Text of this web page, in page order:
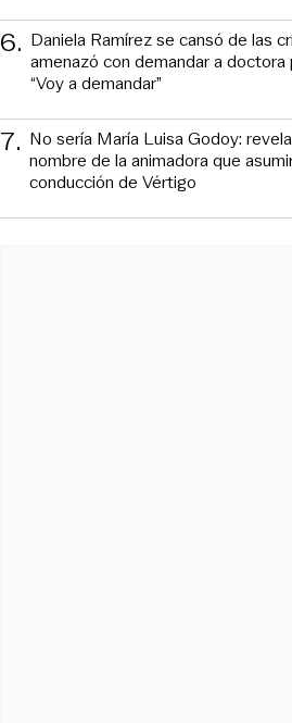
6. Daniela Ramírez se cansó de las
amenazó con demandar a doctora
“Voy a demandar”
7. No sería María Luisa Godoy:
nombre de la animadora que
conducción de Vértigo